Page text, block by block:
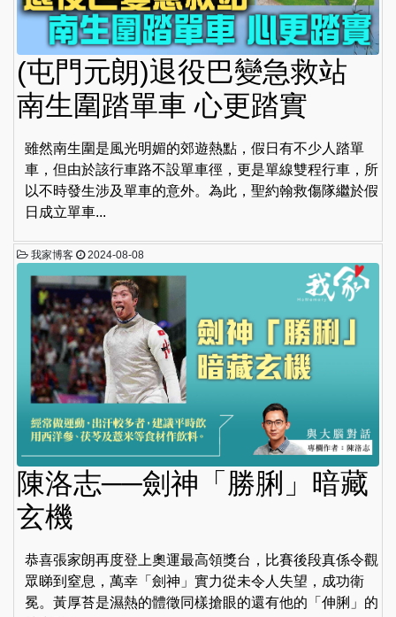
(屯門元朗)退役巴變急救站
南生圍踏單車 心更踏實
雖然南生圍是風光明媚的郊遊熱點，假日有不少人踏單
車，但由於該行車路不設單車徑，更是單線雙程行車，所
以不時發生涉及單車的意外。為此，聖約翰救傷隊繼於假
日成立單車...
我家博客 2024-08-08
陳洛志──劍神「勝脷」暗藏
玄機
恭喜張家朗再度登上奧運最高領獎台，比賽後段真係令觀
眾睇到窒息，萬幸「劍神」實力從未令人失望，成功衛
冕。黃厚苔是濕熱的體徵同樣搶眼的還有他的「伸脷」的